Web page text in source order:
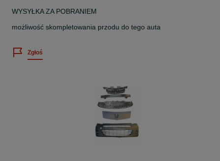
WYSYŁKA ZA POBRANIEM
możliwość skompletowania przodu do tego auta
Zgłoś